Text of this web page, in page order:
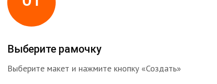
Выберите рамочку
Выберите макет и нажмите кнопку «Создать»